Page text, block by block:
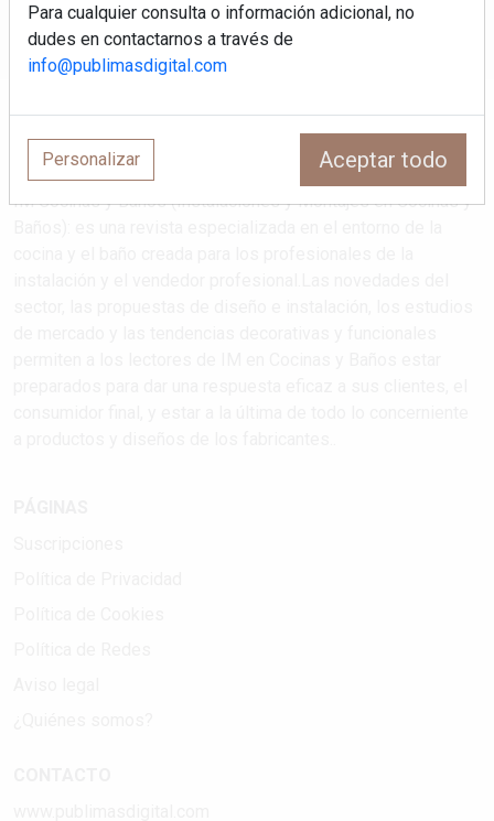
IM Cocinas y Baños (Instalaciones y Montajes en Cocinas y
Para cualquier consulta o información adicional, no
dudes en contactarnos a través de
info@publimasdigital.com
Personalizar Aceptar todo